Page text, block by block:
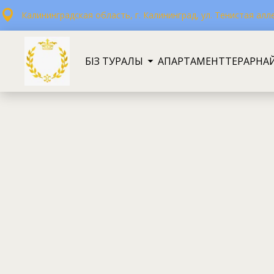
Калининградская область, г. Калининград, ул. Тенистая
БІЗ ТУРАЛЫ АПАРТАМЕНТТЕР